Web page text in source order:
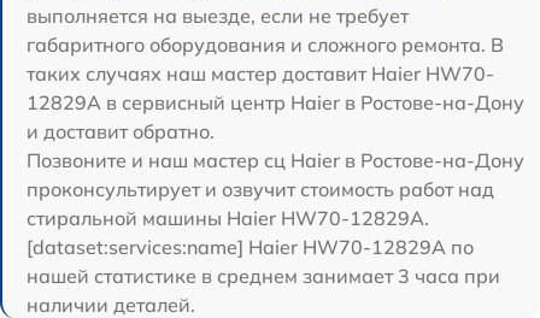
выполняется на выезде, если не требует
габаритного оборудования и сложного ремонта. В
таких случаях наш мастер доставит Haier HW70-
12829A в сервисный центр Haier в Ростове-на-Дону
и доставит обратно.
Позвоните и наш мастер сц Haier в Ростове-на-Дону
проконсультирует и озвучит стоимость работ над
стиральной машины Haier HW70-12829A.
[dataset:services:name] Haier HW70-12829A по
нашей статистике в среднем занимает 3 часа при
наличии деталей.